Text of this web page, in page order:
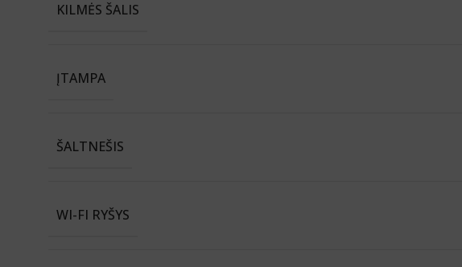
KILMĖS ŠALIS
ĮTAMPA
ŠALTNEŠIS
WI-FI RYŠYS